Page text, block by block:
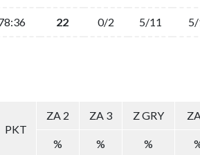
22 0/2 5/11
PKT
ZA 2 ZA 3 Z GRY
%
% %